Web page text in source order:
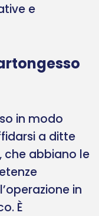
e
in modo
a ditte
che abbiano le
in
È